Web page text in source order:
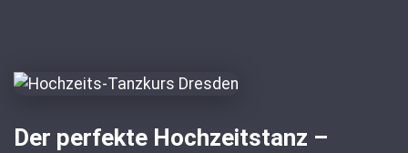
Der perfekte Hochzeitstanz –